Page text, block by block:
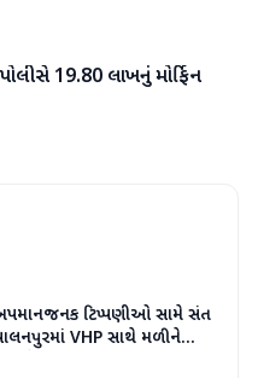
19.80 લાખનું મોર્ફિન
ટિપ્પણીઓ સામે સંત
VHP સાથે મળીને
આપ્યું